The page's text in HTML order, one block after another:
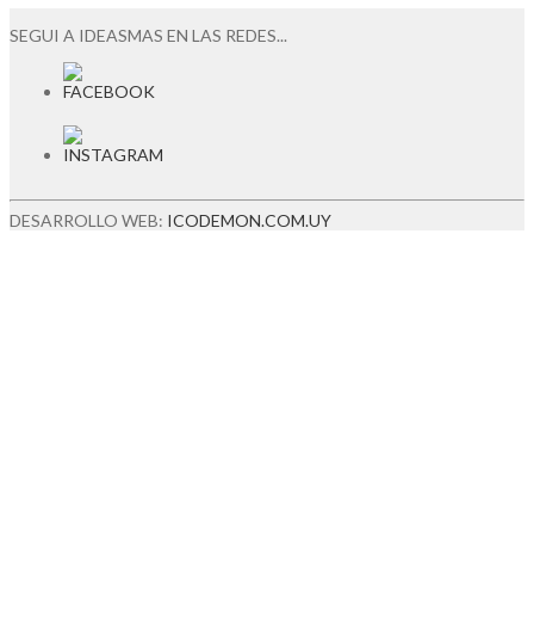
SEGUI A IDEASMAS EN LAS REDES...
DESARROLLO WEB: ICODEMON.COM.UY